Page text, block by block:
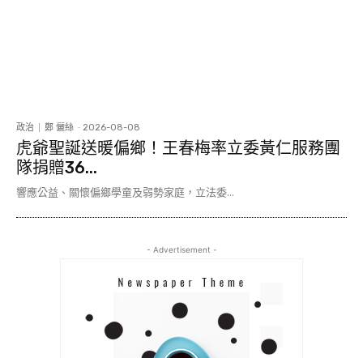
政治 鄭 儷絲 - 2026-08-08
虎爺聖誕送暖偏鄉！王春梅率立委黃仁服務團
隊捐贈36...
響應公益、關懷偏鄉學童及弱勢家庭，立法委...
- Advertisement -